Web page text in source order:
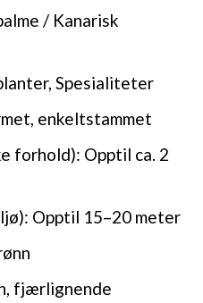
/ Kanarisk
Spesialiteter
enkeltstammet
forhold): Opptil ca. 2
Opptil 15–20 meter
fjærlignende